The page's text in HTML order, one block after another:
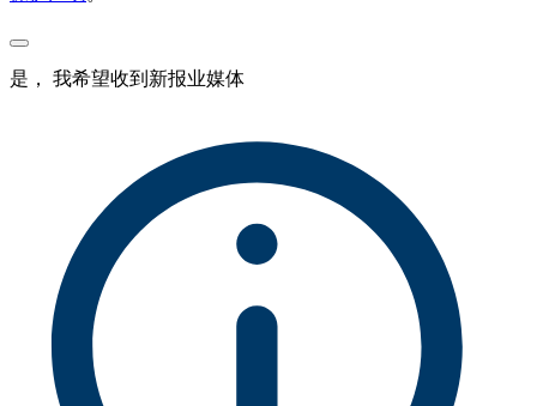
是， 我希望收到新报业媒体